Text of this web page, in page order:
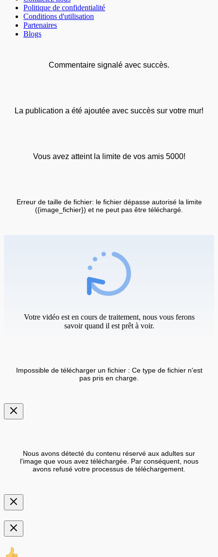
Politique de confidentialité
Conditions d'utilisation
Partenaires
Blogs
Commentaire signalé avec succès.
La publication a été ajoutée avec succès sur votre mur!
Vous avez atteint la limite de vos amis 5000!
Erreur de taille de fichier: le fichier dépasse autorisé la limite
({image_fichier}) et ne peut pas être téléchargé.
Votre vidéo est en cours de traitement, nous vous ferons
savoir quand il est prêt à voir.
Impossible de télécharger un fichier : Ce type de fichier n'est
pas pris en charge.
Nous avons détecté du contenu réservé aux adultes sur
l'image que vous avez téléchargée. Par conséquent, nous
avons refusé votre processus de téléchargement.